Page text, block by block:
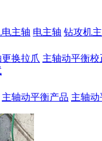
主轴 电主轴 钻攻机
换拉爪 主轴动平衡校
主轴动平衡产品 主轴